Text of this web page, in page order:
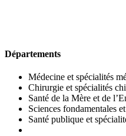
Départements
Médecine et spécialités
Chirurgie et spécialités
Santé de la Mère et de
Sciences fondamentales
Santé publique et